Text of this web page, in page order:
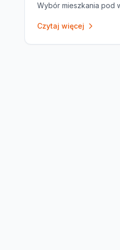
Wybór mieszkania pod
Czytaj więcej